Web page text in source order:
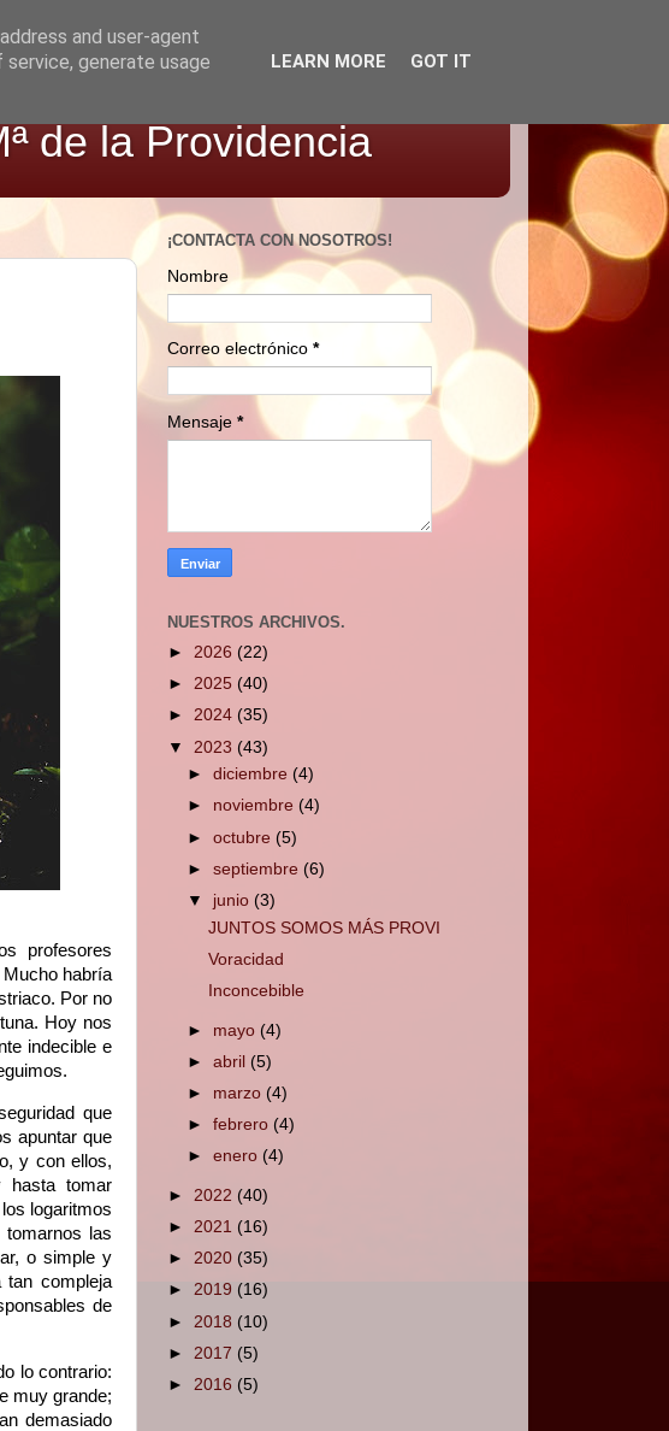
de la Providencia
profesores
Mucho habría
Por no
Hoy nos
indecible e
que
apuntar que
y con ellos,
hasta tomar
logaritmos
las
o simple y
tan compleja
de
lo contrario:
muy grande;
demasiado
¡CONTACTA CON NOSOTROS!
Nombre
Correo electrónico *
Mensaje *
NUESTROS ARCHIVOS.
► 2026 (22)
► 2025 (40)
► 2024 (35)
▼ 2023 (43)
►diciembre(4)
► noviembre(4)
►octubre(5)
►septiembre(6)
▼ junio(3)
JUNTOS SOMOS MÁS PROVI
Voracidad
Inconcebible
► mayo(4)
►abril(5)
► marzo(4)
►febrero(4)
►enero (4)
► 2022 (40)
► 2021 (16)
► 2020 (35)
► 2019 (16)
► 2018 (10)
► 2017 (5)
► 2016 (5)
and user-agent
generate usage
LEARN MORE GOT IT